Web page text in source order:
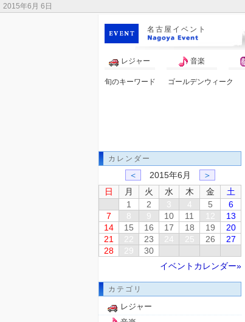
2015年6月 6日
名古屋イベント
レジャー 音楽
旬のキーワード ゴールデンウィーク
カレンダー
＜ 2015年6月
＞
日
月 火 水 木 金
土
1
2 3 4 5
6
7
8 9 10 11 12
13
14
15 16 17 18 19
20
21
22 23 24 25 26
27
28
29
30
イベントカレンダー»
カテゴリ
レジャー